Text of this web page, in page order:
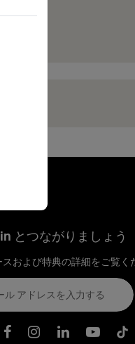
とつながりましょう
スおよび特典の詳細をご覧く
Twitter
BelkinBelkinBelkin